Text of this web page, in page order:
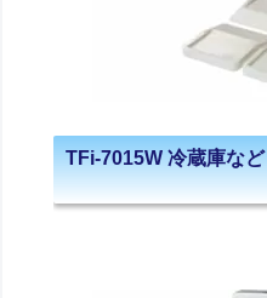
TFi-7015W 冷蔵庫な